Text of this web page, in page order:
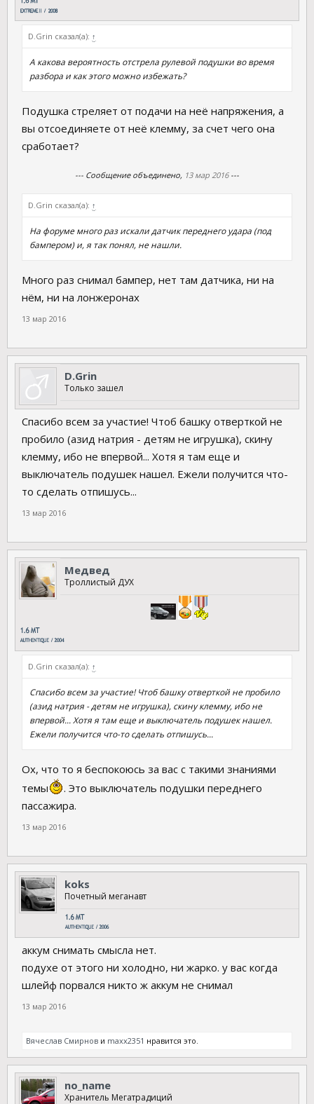
D.Grin сказал(а): ↑
А какова вероятность отстрела рулевой подушки во время
разбора и как этого можно избежать?
Подушка стреляет от подачи на неё напряжения, а
вы отсоединяете от неё клемму, за счет чего она
сработает?
--- Сообщение объединено, 13 мар 2016---
D.Grin сказал(а): ↑
На форуме много раз искали датчик переднего удара (под
бампером) и, я так понял, не нашли.
Много раз снимал бампер, нет там датчика, ни на
нём, ни на лонжеронах
13 мар 2016
D.Grin
Только зашел
Спасибо всем за участие! Чтоб башку отверткой не
пробило (азид натрия - детям не игрушка), скину
клемму, ибо не впервой... Хотя я там еще и
выключатель подушек нашел. Ежели получится что-
то сделать отпишусь...
13 мар 2016
Медвед
Троллистый ДУХ
D.Grin сказал(а): ↑
Спасибо всем за участие! Чтоб башку отверткой не пробило
(азид натрия - детям не игрушка), скину клемму, ибо не
впервой... Хотя я там еще и выключатель подушек нашел.
Ежели получится что-то сделать отпишусь...
Ох, что то я беспокоюсь за вас с такими знаниями
темы
. Это выключатель подушки переднего
пассажира.
13 мар 2016
koks
Почетный меганавт
аккум снимать смысла нет.
подухе от этого ни холодно, ни жарко. у вас когда
шлейф порвался никто ж аккум не снимал
13 мар 2016
Вячеслав Смирнов и maxx2351 нравится это.
no_name
Хранитель Мегатрадиций